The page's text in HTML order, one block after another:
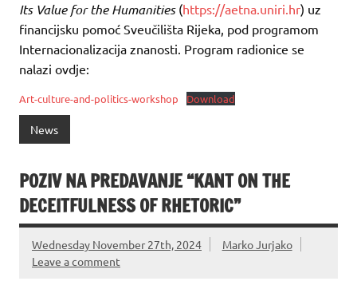
Its Value for the Humanities(https://aetna.uniri.hr) uz
financijsku pomoć Sveučilišta Rijeka, pod programom
Internacionalizacija znanosti. Program radionice se
nalazi ovdje:
Art-culture-and-politics-workshop Download
News
POZIV NA PREDAVANJE “KANT ON THE
DECEITFULNESS OF RHETORIC”
Wednesday November 27th, 2024
Marko Jurjako
Leave a comment